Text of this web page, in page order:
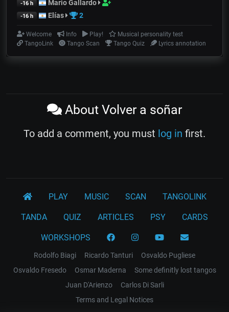
-16 h Mario Gallardo
-16 h Elías 2
Welcome Info Play!
Musical personality test
TangoLink
Tango Scan Tango Quiz Lyrics annotation
About Volver a soñar
To add a comment, you must log in first.
PLAY MUSIC SCAN TANGOLINK
TANDA QUIZ ARTICLES PSY CARDS
WORKSHOPS
Rodolfo Biagi Ricardo Tanturi
Osvaldo Pugliese
Osvaldo Fresedo
Osmar Maderna
Some definitly lost tangos
Juan D'Arienzo
Carlos Di Sarli
Terms and Legal Notices